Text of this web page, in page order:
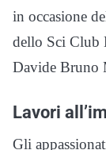
in occasione
dello Sci Club
Davide Bruno
Lavori
Gli